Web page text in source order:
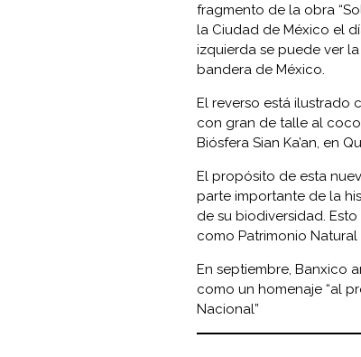
fragmento de la obra
la Ciudad de México el
izquierda se puede ver
bandera de México.
El reverso está ilustrado
con gran de talle al
Biósfera Sian Ka’an, en
El propósito de esta
parte importante de la
de su biodiversidad.
como Patrimonio
En septiembre, Banxico
como un homenaje “al
Nacional”